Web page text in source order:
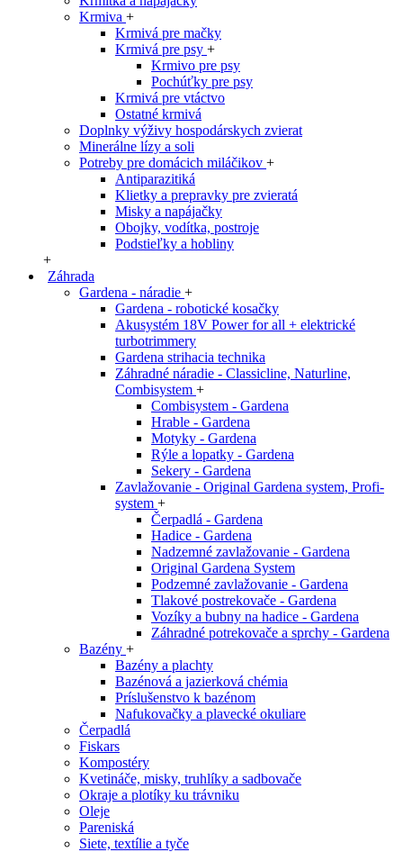
Krmiva +
Krmivá pre mačky
Krmivá pre psy +
Krmivo pre psy
Pochúťky pre psy
Krmivá pre vtáctvo
Ostatné krmivá
Doplnky výživy hospodárskych zvierat
Minerálne lízy a soli
Potreby pre domácich miláčikov +
Antiparazitiká
Klietky a prepravky pre zvieratá
Misky a napájačky
Obojky, vodítka, postroje
Podstieľky a hobliny
+
Záhrada
Gardena - náradie +
Gardena - robotické kosačky
Akusystém 18V Power for all + elektrické
turbotrimmery
Gardena strihacia technika
Záhradné náradie - Classicline, Naturline,
Combisystem +
Combisystem - Gardena
Hrable - Gardena
Motyky - Gardena
Rýle a lopatky - Gardena
Sekery - Gardena
Zavlažovanie - Original Gardena system, Profi-
system +
Čerpadlá - Gardena
Hadice - Gardena
Nadzemné zavlažovanie - Gardena
Original Gardena System
Podzemné zavlažovanie - Gardena
Tlakové postrekovače - Gardena
Vozíky a bubny na hadice - Gardena
Záhradné potrekovače a sprchy - Gardena
Bazény +
Bazény a plachty
Bazénová a jazierková chémia
Príslušenstvo k bazénom
Nafukovačky a plavecké okuliare
Čerpadlá
Fiskars
Kompostéry
Kvetináče, misky, truhlíky a sadbovače
Okraje a plotíky ku trávniku
Oleje
Pareniská
Siete, textílie a tyče